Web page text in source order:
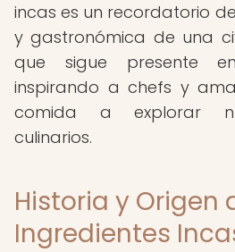
incas es un recordatorio
y gastronómica de una
que sigue presente
inspirando a chefs y
comida a explorar
culinarios.
Historia y Origen
Ingredientes